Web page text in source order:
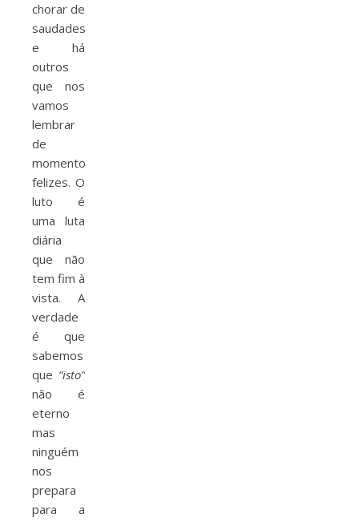
chorar de
saudades
e há
outros
que nos
vamos
lembrar
de
momentos
felizes. O
luto é
uma luta
diária
que não
tem fim à
vista. A
verdade
é que
sabemos
que “isto”
não é
eterno
mas
ninguém
nos
prepara
para a